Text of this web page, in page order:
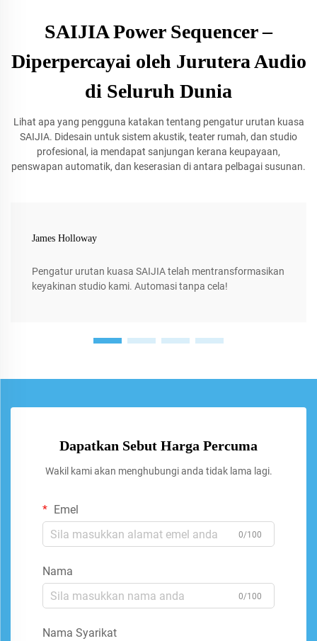
SAIJIA Power Sequencer –
Diperpercayai oleh Jurutera Audio
di Seluruh Dunia
Lihat apa yang pengguna katakan tentang pengatur urutan kuasa
SAIJIA. Didesain untuk sistem akustik, teater rumah, dan studio
profesional, ia mendapat sanjungan kerana keupayaan,
penswapan automatik, dan keserasian di antara pelbagai susunan.
James Holloway
Pengatur urutan kuasa SAIJIA telah mentransformasikan
keyakinan studio kami. Automasi tanpa cela!
Dapatkan Sebut Harga Percuma
Wakil kami akan menghubungi anda tidak lama lagi.
Emel
0/100
Nama
0/100
Nama Syarikat